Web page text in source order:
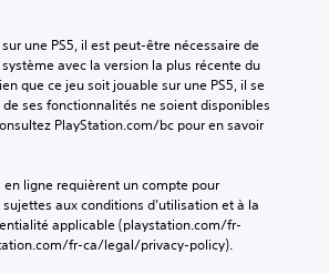
une PS5, il est peut-être nécessaire de
avec la version la plus récente du
que ce jeu soit jouable sur une PS5, il se
ses fonctionnalités ne soient disponibles
PlayStation.com/bc pour en savoir
ligne requièrent un compte pour
aux conditions d’utilisation et à la
applicable (playstation.com/fr-
fr-ca/legal/privacy-policy).